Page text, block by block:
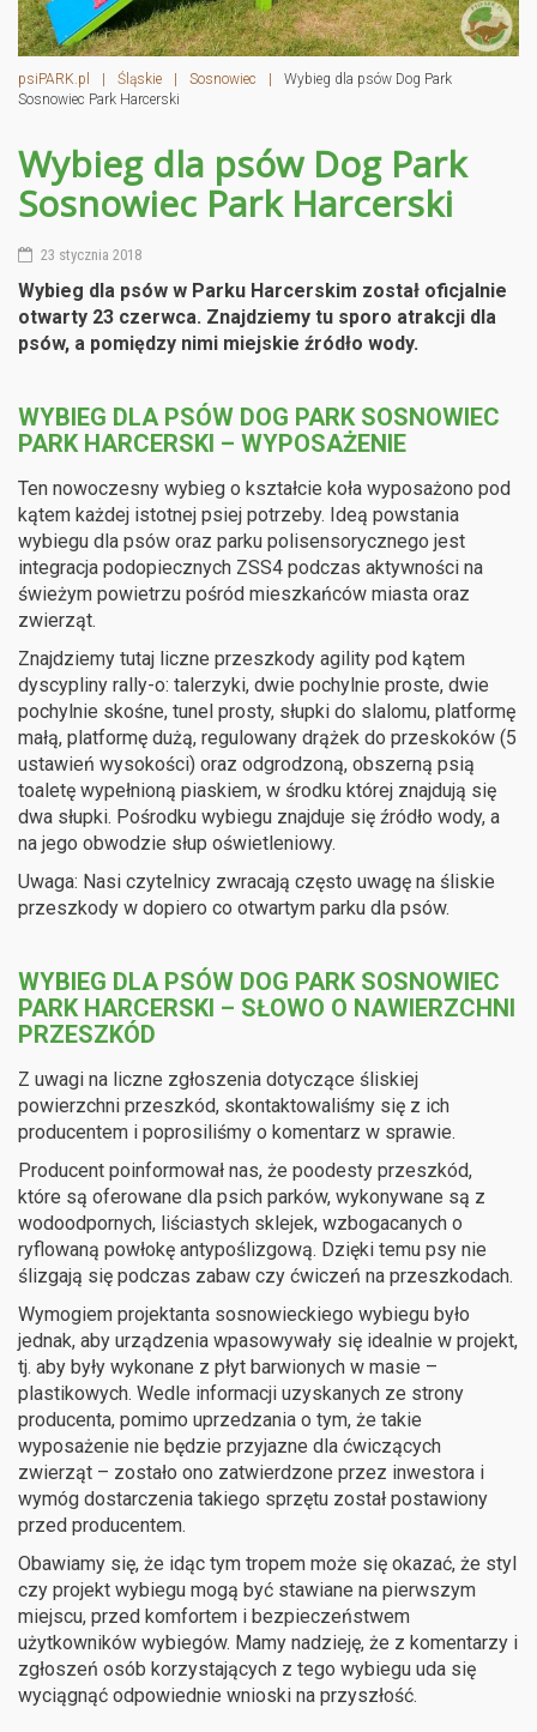
psiPARK.pl | Śląskie | Sosnowiec |
Wybieg dla psów Dog Park
Sosnowiec Park Harcerski
Wybieg dla psów Dog Park
Sosnowiec Park Harcerski
23 stycznia 2018
Wybieg dla psów w Parku Harcerskim został oficjalnie
otwarty 23 czerwca. Znajdziemy tu sporo atrakcji dla
psów, a pomiędzy nimi miejskie źródło wody.
WYBIEG DLA PSÓW DOG PARK SOSNOWIEC
PARK HARCERSKI – WYPOSAŻENIE
Ten nowoczesny wybieg o kształcie koła wyposażono pod
kątem każdej istotnej psiej potrzeby. Ideą powstania
wybiegu dla psów oraz parku polisensorycznego jest
integracja podopiecznych ZSS4 podczas aktywności na
świeżym powietrzu pośród mieszkańców miasta oraz
zwierząt.
Znajdziemy tutaj liczne przeszkody agility pod kątem
dyscypliny rally-o: talerzyki, dwie pochylnie proste, dwie
pochylnie skośne, tunel prosty, słupki do slalomu, platformę
małą, platformę dużą, regulowany drążek do przeskoków (5
ustawień wysokości) oraz odgrodzoną, obszerną psią
toaletę wypełnioną piaskiem, w środku której znajdują się
dwa słupki. Pośrodku wybiegu znajduje się źródło wody, a
na jego obwodzie słup oświetleniowy.
Uwaga: Nasi czytelnicy zwracają często uwagę na śliskie
przeszkody w dopiero co otwartym parku dla psów.
WYBIEG DLA PSÓW DOG PARK SOSNOWIEC
PARK HARCERSKI – SŁOWO O NAWIERZCHNI
PRZESZKÓD
Z uwagi na liczne zgłoszenia dotyczące śliskiej
powierzchni przeszkód, skontaktowaliśmy się z ich
producentem i poprosiliśmy o komentarz w sprawie.
Producent poinformował nas, że poodesty przeszkód,
które są oferowane dla psich parków, wykonywane są z
wodoodpornych, liściastych sklejek, wzbogacanych o
ryflowaną powłokę antypoślizgową. Dzięki temu psy nie
ślizgają się podczas zabaw czy ćwiczeń na przeszkodach.
Wymogiem projektanta sosnowieckiego wybiegu było
jednak, aby urządzenia wpasowywały się idealnie w projekt,
tj. aby były wykonane z płyt barwionych w masie –
plastikowych. Wedle informacji uzyskanych ze strony
producenta, pomimo uprzedzania o tym, że takie
wyposażenie nie będzie przyjazne dla ćwiczących
zwierząt – zostało ono zatwierdzone przez inwestora i
wymóg dostarczenia takiego sprzętu został postawiony
przed producentem.
Obawiamy się, że idąc tym tropem może się okazać, że styl
czy projekt wybiegu mogą być stawiane na pierwszym
miejscu, przed komfortem i bezpieczeństwem
użytkowników wybiegów. Mamy nadzieję, że z komentarzy i
zgłoszeń osób korzystających z tego wybiegu uda się
wyciągnąć odpowiednie wnioski na przyszłość.